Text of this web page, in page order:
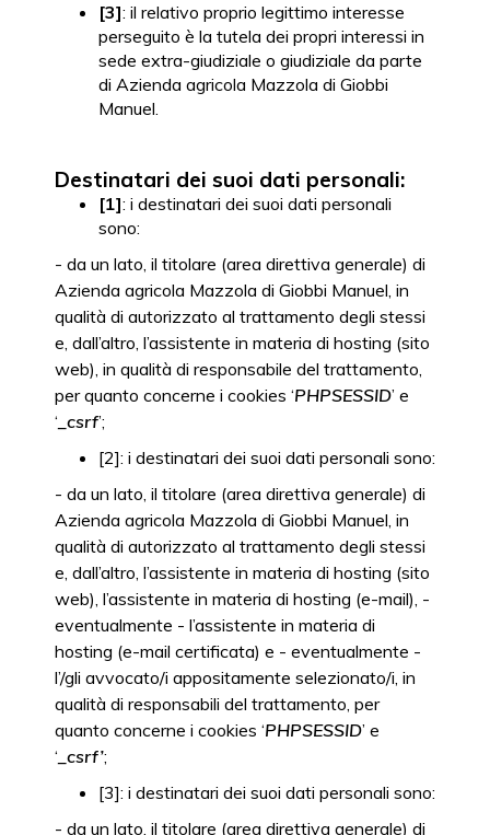
[3]: il relativo proprio legittimo interesse
perseguito è la tutela dei propri interessi in
sede extra-giudiziale o giudiziale da parte
di Azienda agricola Mazzola di Giobbi
Manuel.
Destinatari dei suoi dati personali:
[1]: i destinatari dei suoi dati personali
sono:
- da un lato, il titolare (area direttiva generale) di
Azienda agricola Mazzola di Giobbi Manuel, in
qualità di autorizzato al trattamento degli stessi
e, dall’altro, l’assistente in materia di hosting (sito
web), in qualità di responsabile del trattamento,
per quanto concerne i cookies ‘PHPSESSID’ e
‘ _csrf’;
[2]: i destinatari dei suoi dati personali sono:
- da un lato, il titolare (area direttiva generale) di
Azienda agricola Mazzola di Giobbi Manuel, in
qualità di autorizzato al trattamento degli stessi
e, dall’altro, l’assistente in materia di hosting (sito
web), l’assistente in materia di hosting (e-mail), -
eventualmente - l’assistente in materia di
hosting (e-mail certificata) e - eventualmente -
l’/gli avvocato/i appositamente selezionato/i, in
qualità di responsabili del trattamento, per
quanto concerne i cookies ‘PHPSESSID’ e
‘ _csrf’;
[3]: i destinatari dei suoi dati personali sono:
- da un lato, il titolare (area direttiva generale) di